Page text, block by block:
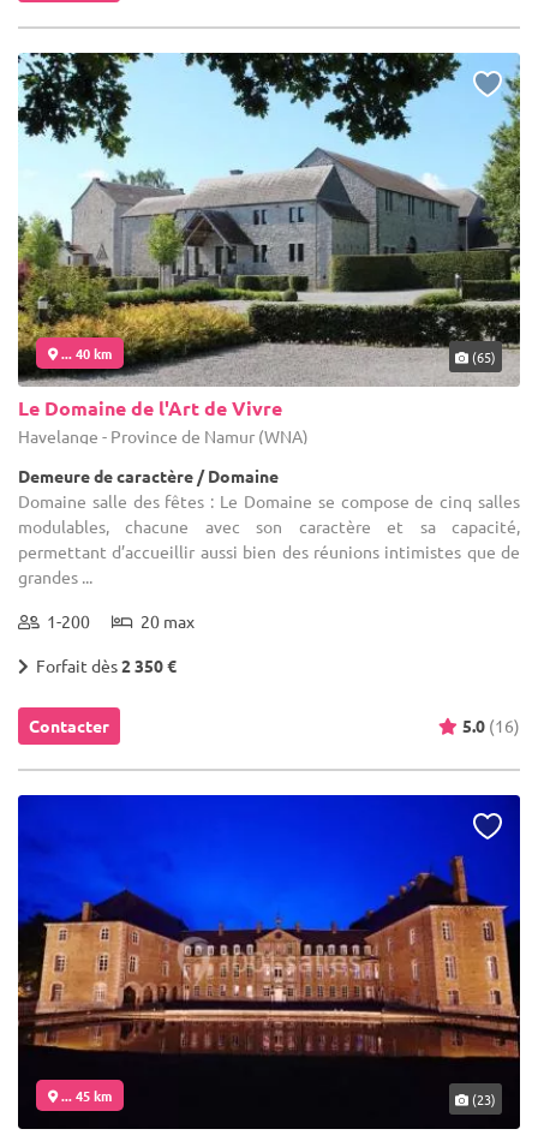
... 40 km (65)
Le Domaine de l'Art de Vivre
Havelange - Province de Namur (WNA)
Demeure de caractère / Domaine
Domaine salle des fêtes : Le Domaine se compose de cinq salles
modulables, chacune avec son caractère et sa capacité,
permettant d’accueillir aussi bien des réunions intimistes que de
grandes ...
1-200 20 max
Forfait dès2 350 €
Contacter 5.0 (16)
... 45 km (23)